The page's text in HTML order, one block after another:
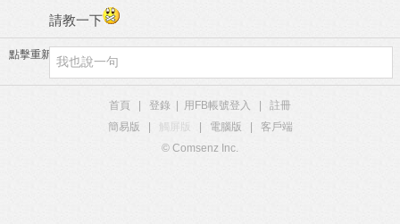
請教一下
點擊重新加載
首頁 登錄 用FB帳號登入
註冊
簡易版
觸屏版 電腦版
客戶端
© Comsenz Inc.